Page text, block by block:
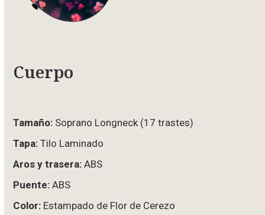
Cuerpo
Tamaño: Soprano Longneck (17 trastes)
Tapa: Tilo Laminado
Aros y trasera: ABS
Puente: ABS
Color: Estampado de Flor de Cerezo